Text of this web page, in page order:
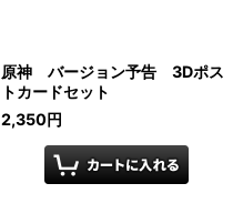
原神 バージョン予告 3Dポス
トカードセット
2,350円